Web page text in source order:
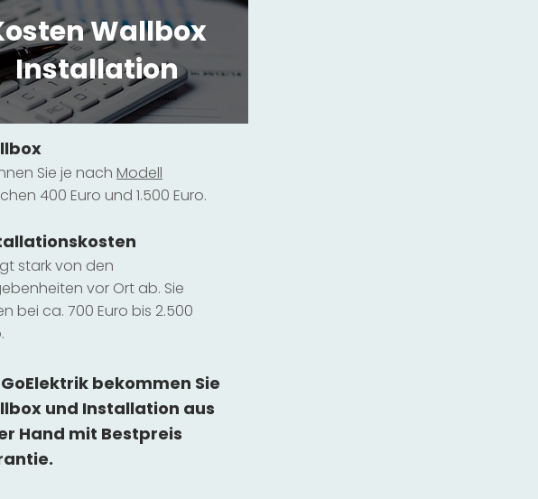
Wallbox
Installation
Sie je nach Modell
400 Euro und 1.500 Euro.
nskosten
stark von den
vor Ort ab. Sie
bei ca. 700 Euro bis 2.500
bekommen Sie
und Installation aus
Hand mit Bestpreis